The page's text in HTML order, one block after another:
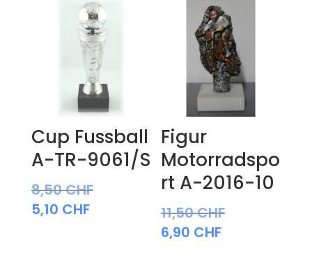
Cup Fussball
A-TR-9061/S
8,50CHF
5,10 CHF
Figur
Motorradspo
rt A-2016-10
11,50CHF
6,90 CHF